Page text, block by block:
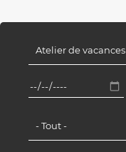
Atelier de vacances
- Tout -